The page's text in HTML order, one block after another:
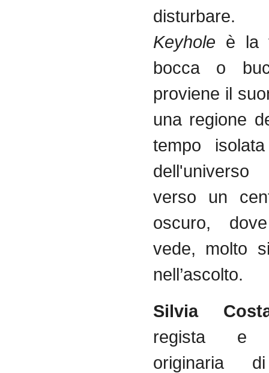
Keyhole è la
bocca o
proviene il
una regione
tempo
verso un
oscuro,
vede, molto
nell’ascolto.
Silvia
regista e
originaria